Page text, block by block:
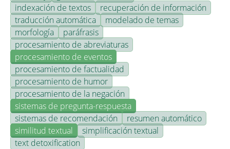
indexación de textos
recuperación de información
traducción automática
modelado de temas
morfología
paráfrasis
procesamiento de abreviaturas
procesamiento de eventos
procesamiento de factualidad
procesamiento de humor
procesamiento de la negación
sistemas de pregunta-respuesta
sistemas de recomendación
resumen automático
similitud textual
simplificación textual
text detoxification